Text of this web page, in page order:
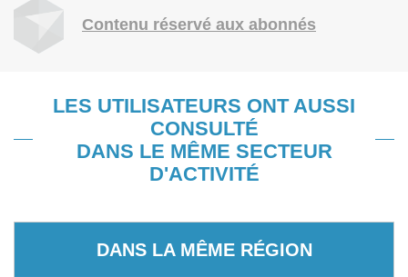
Contenu réservé aux abonnés
LES UTILISATEURS ONT AUSSI
CONSULTÉ
DANS LE MÊME SECTEUR
D'ACTIVITÉ
DANS LA MÊME RÉGION